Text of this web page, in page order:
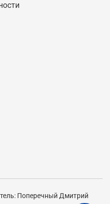
Поперечный Дмитрий